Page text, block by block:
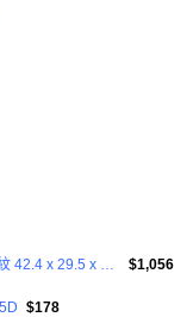
收納王妃 三麗鷗 Sanrio 單色木紋三層門櫃 淺木紋 42.4 x 29.5 x 90cm 8.5kg
$1,056
$178